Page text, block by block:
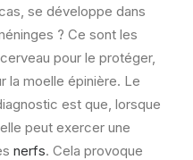
se développe dans
? Ce sont les
pour le protéger,
la moelle épinière. Le
est que, lorsque
peut exercer une
nerfs. Cela provoque